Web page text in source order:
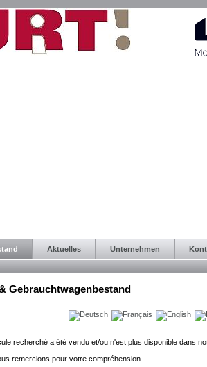
Aktuelles Unternehmen
Gebrauchtwagenbestand
recherché a été vendu et/ou n'est plus disponible dans
remercions pour votre compréhension.